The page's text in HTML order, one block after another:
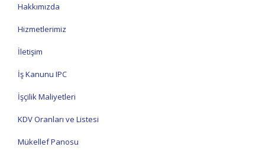
Hakkımızda
Hizmetlerimiz
İletişim
İş Kanunu IPC
İşçilik Maliyetleri
KDV Oranları ve Listesi
Mükellef Panosu